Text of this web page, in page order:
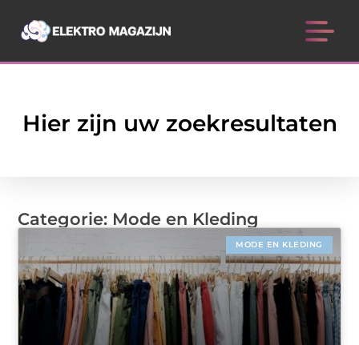
Hier zijn uw zoekresultaten
Categorie: Mode en Kleding
MODE EN KLEDING